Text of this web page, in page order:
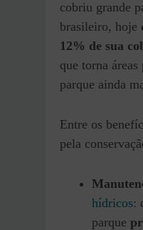
cobriu grande
brasileiro, hoje
12% de sua
que torna
parque ainda
Entre os
pela
hídricos:
parque